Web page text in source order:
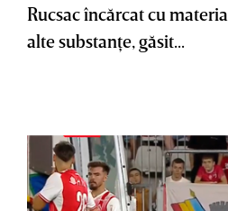
Rucsac încărcat cu
alte substanţe, găsit...